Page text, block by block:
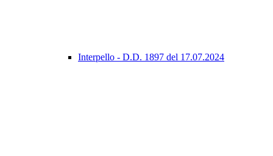
Interpello - D.D. 1897 del 17.07.2024